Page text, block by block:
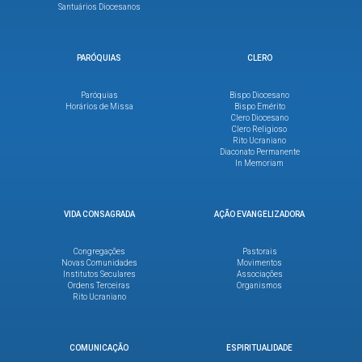
Santuários Diocesanos
PARÓQUIAS
Paróquias
Horários de Missa
CLERO
Bispo Diocesano
Bispo Emérito
Clero Diocesano
Clero Religioso
Rito Ucraniano
Diaconato Permanente
In Memoriam
VIDA CONSAGRADA
Congregações
Novas Comunidades
Institutos Seculares
Ordens Terceiras
Rito Ucraniano
AÇÃO EVANGELIZADORA
Pastorais
Movimentos
Associações
Organismos
COMUNICAÇÃO ESPIRITUALIDADE